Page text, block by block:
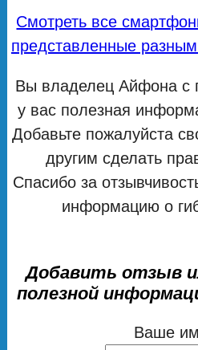
Смотреть все
представленные
Вы владелец Айфона с
у вас полезная
Добавьте пожалуйста
другим сделать
Спасибо за
информацию о
Добавить отзыв
полезной
Ваше